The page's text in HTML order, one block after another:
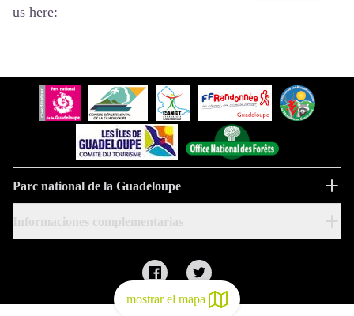
mostrar el mapa
us here:
Parc national de la Guadeloupe
Informaciones complementarias